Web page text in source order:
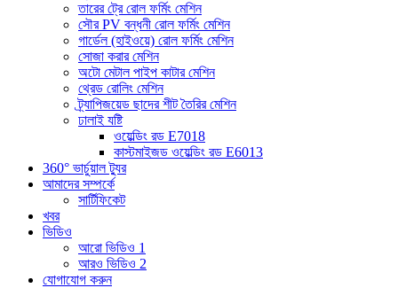
তারের ট্রে রোল ফর্মিং মেশিন
সৌর PV বন্ধনী রোল ফর্মিং মেশিন
গার্ডেল (হাইওয়ে) রোল ফর্মিং মেশিন
সোজা করার মেশিন
অটো মেটাল পাইপ কাটার মেশিন
থ্রেড রোলিং মেশিন
ট্র্যাপিজয়েড ছাদের শীট তৈরির মেশিন
ঢালাই যষ্টি
ওয়েল্ডিং রড E7018
কাস্টমাইজড ওয়েল্ডিং রড E6013
360° ভার্চুয়াল ট্যুর
আমাদের সম্পর্কে
সার্টিফিকেট
খবর
ভিডিও
আরো ভিডিও 1
আরও ভিডিও 2
যোগাযোগ করুন